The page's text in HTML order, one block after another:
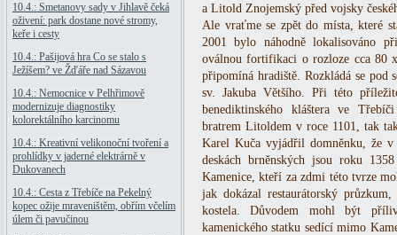
10.4.: Smetanovy sady v Jihlavě čeká
oživení: park dostane nové stromy,
keře i cesty
10.4.: Pašijová hra Co se stalo s
Ježíšem? ve Žďáře nad Sázavou
10.4.: Nemocnice v Pelhřimově
modernizuje diagnostiky
kolorektálního karcinomu
10.4.: Kreativní velikonoční tvoření a
prohlídky v jaderné elektrárně v
Dukovanech
10.4.: Cesta z Třebíče na Pekelný
kopec ožije mraveništěm, obřím včelím
úlem či pavučinou
a Litold Znojemský před vojsky
Ale vraťme se zpět do místa, které
2001 bylo náhodně lokalisováno
oválnou fortifikaci o rozloze cca 80
připomíná hradiště. Rozkládá se pod
sv. Jakuba Většího. Při této
benediktinského kláštera ve
bratrem Litoldem v roce 1101, tak
Karel Kuča vyjádřil domněnku, že v
deskách brněnských jsou roku
Kamenice, kteří za zdmi této tvrze
jak dokázal restaurátorský
kostela. Důvodem mohl být
kamenického statku sedící mimo